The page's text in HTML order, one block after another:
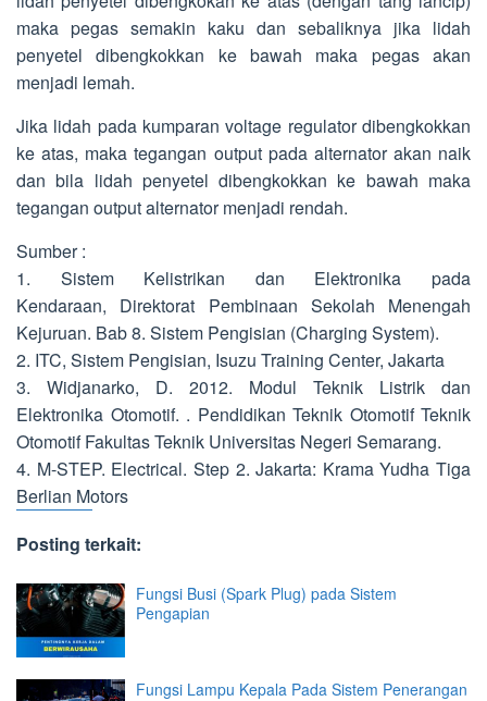
maka pegas semakin kaku dan sebaliknya jika lidah
penyetel dibengkokkan ke bawah maka pegas akan
menjadi lemah.
Jika lidah pada kumparan voltage regulator dibengkokkan
ke atas, maka tegangan output pada alternator akan naik
dan bila lidah penyetel dibengkokkan ke bawah maka
tegangan output alternator menjadi rendah.
Sumber :
1. Sistem Kelistrikan dan Elektronika pada
Kendaraan, Direktorat Pembinaan Sekolah Menengah
Kejuruan. Bab 8. Sistem Pengisian (Charging System).
2. ITC, Sistem Pengisian, Isuzu Training Center, Jakarta
3. Widjanarko, D. 2012. Modul Teknik Listrik dan
Elektronika Otomotif. . Pendidikan Teknik Otomotif Teknik
Otomotif Fakultas Teknik Universitas Negeri Semarang.
4. M-STEP. Electrical. Step 2. Jakarta: Krama Yudha Tiga
Berlian Motors
Posting terkait:
Fungsi Busi (Spark Plug) pada Sistem
Pengapian
Fungsi Lampu Kepala Pada Sistem Penerangan